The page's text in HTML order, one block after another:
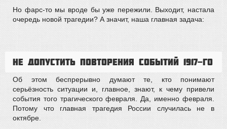
Но фарс-то мы вроде бы уже пережили. Выходит, настала
очередь новой трагедии? А значит, наша главная задача:
Не допустить повторения событий 1917-го
Об этом беспрерывно думают те, кто понимают
серьёзность ситуации и, главное, знают, к чему привели
события того трагического февраля. Да, именно февраля.
Потому что главная трагедия России случилась не в
октябре.